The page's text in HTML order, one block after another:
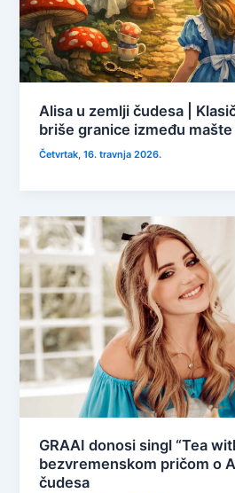
Alisa u zemlji čudesa |
briše granice između
Četvrtak, 16. travnja 2026.
GRAAI donosi singl “Tea
bezvremenskom pričom o
čudesa